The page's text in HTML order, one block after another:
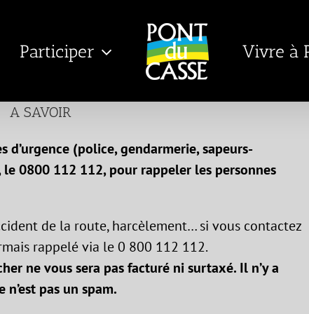
Participer Vivre à
A SAVOIR
(police, gendarmerie, sapeurs-
0800 112 112, pour rappeler les personnes
de la route, harcèlement… si vous contactez
rappelé via le 0 800 112 112.
ne vous sera pas facturé ni surtaxé. Il n’y a
pas un spam.